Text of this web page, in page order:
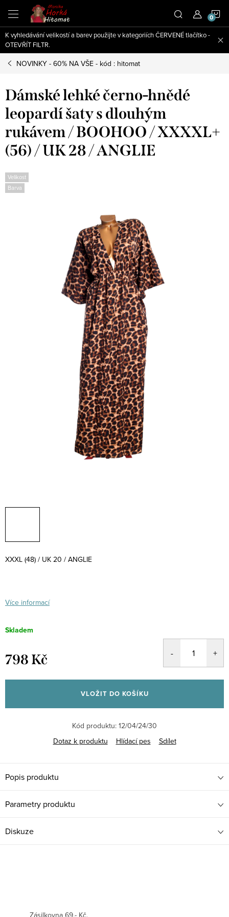
obsah
K vyhledávání velikostí a barev použijte v kategoriích ČERVENÉ tlačítko -
OTEVŘÍT FILTR.
NOVINKY - 60% NA VŠE - kód : hitomat
Dámské lehké černo-hnědé
leopardí šaty s dlouhým
rukávem / BOOHOO / XXXXL+
(56) / UK 28 / ANGLIE
Velikost
Barva
XXXL (48) / UK 20 / ANGLIE
Více informací
Skladem
798 Kč
cena:
VLOŽIT DO KOŠÍKU
Kód produktu: 12/04/24/30
Dotaz k produktu
Hlídací pes Sdílet
Popis produktu
Parametry produktu
Diskuze
Zásilkovna 69,- Kč.